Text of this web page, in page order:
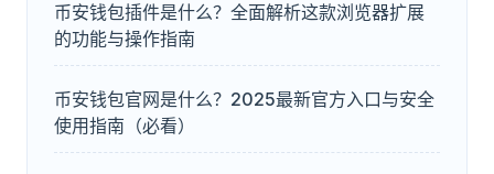
币安钱包插件是什么？全面解析这款浏览器扩展
的功能与操作指南
币安钱包官网是什么？2025最新官方入口与安全
使用指南（必看）